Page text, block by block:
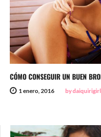
CÓMO CONSEGUIR UN BUEN
1 enero, 2016 by daiquirigirl